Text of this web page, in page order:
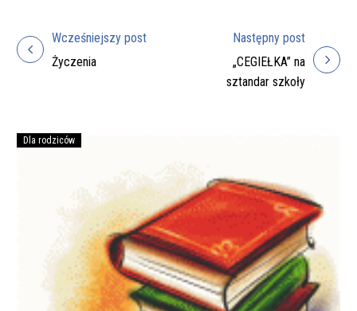
Nawigacja
Wcześniejszy post
Życzenia
Następny post
„CEGIEŁKA” na
sztandar szkoły
rok
szkolny
do
zakupienia
przez
rodziców
Dla rodziców